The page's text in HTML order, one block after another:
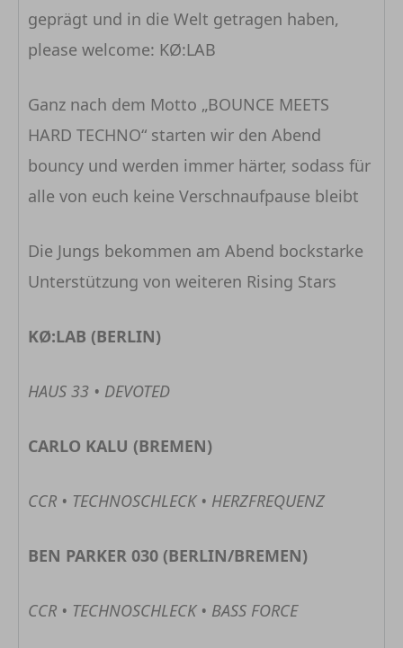
geprägt und in die Welt getragen haben,
please welcome: KØ:LAB
Ganz nach dem Motto „BOUNCE MEETS
HARD TECHNO“ starten wir den Abend
bouncy und werden immer härter, sodass für
alle von euch keine Verschnaufpause bleibt
Die Jungs bekommen am Abend bockstarke
Unterstützung von weiteren Rising Stars
KØ:LAB (BERLIN)
HAUS 33 • DEVOTED
CARLO KALU (BREMEN)
CCR • TECHNOSCHLECK • HERZFREQUENZ
BEN PARKER 030 (BERLIN/BREMEN)
CCR • TECHNOSCHLECK • BASS FORCE